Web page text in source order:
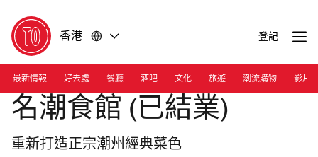
香港 登記
最新情報 好去處 餐廳 酒吧 文化 旅遊 潮流購物 影片
名潮食館 (已結業)
重新打造正宗潮州經典菜色